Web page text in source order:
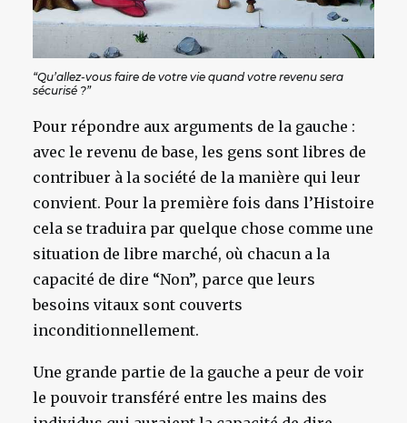
“Qu’allez-vous faire de votre vie quand votre revenu sera
sécurisé ?”
Pour répondre aux arguments de la gauche :
avec le revenu de base, les gens sont libres de
contribuer à la société de la manière qui leur
convient. Pour la première fois dans l’Histoire
cela se traduira par quelque chose comme une
situation de libre marché, où chacun a la
capacité de dire “Non”, parce que leurs
besoins vitaux sont couverts
inconditionnellement.
Une grande partie de la gauche a peur de voir
le pouvoir transféré entre les mains des